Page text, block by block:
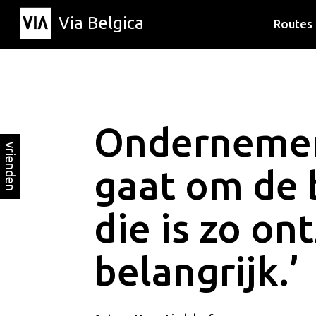
Via Belgica Routes
vrienden
gaat om de
die is zo
belangrijk.’